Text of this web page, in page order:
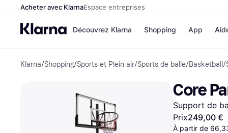
Acheter avec KlarnaEspace entreprises
Découvrez Klarna
Options de
paiement
Payer maintenant
Paiement en 3 fois
Paiement à 30 jours
Klarna sur Apple Pay
Shopping
Magasins
Airbnb
Temu
JD
App
Klarna/Shopping/Sports et Plein air/Sports de balle/Basketball /
Core
Support de
Prix249,00 €
À partir de